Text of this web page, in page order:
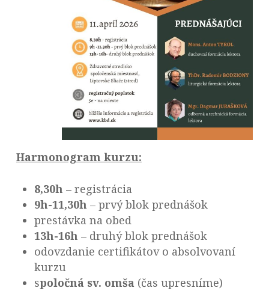
Harmonogram kurzu:
8,30h – registrácia
9h-11,30h – prvý blok prednášok
prestávka na obed
13h-16h – druhý blok prednášok
odovzdanie certifikátov o absolvovaní
kurzu
spoločná sv. omša(čas upresníme)